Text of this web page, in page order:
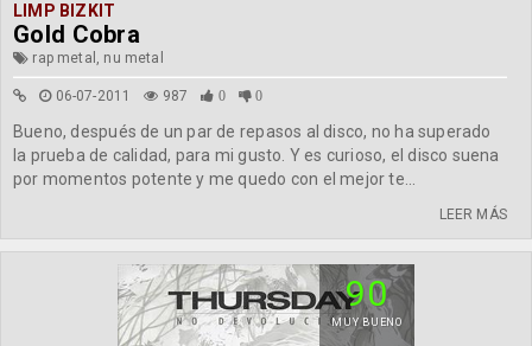
LIMP BIZKIT
Gold Cobra
rap metal, nu metal
06-07-2011 987 0 0
Bueno, después de un par de repasos al disco, no ha superado
la prueba de calidad, para mi gusto. Y es curioso, el disco suena
por momentos potente y me quedo con el mejor te...
LEER MÁS
90
MUY BUENO